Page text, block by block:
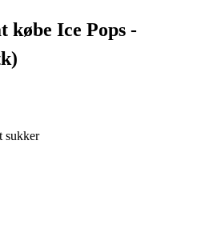
købe Ice Pops -
sukker